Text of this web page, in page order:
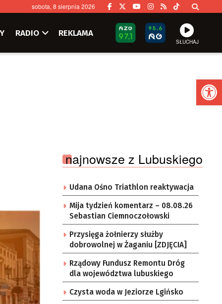
sobota, 8 sierpnia 2026
RADIO REKLAMA
SŁUCHAJ
najnowsze z Lubuskiego
Udana Ośno Triathlon reaktywacja
Mija tydzień komentarz – 08.08.26
Sebastian Ciemnoczołowski
Przysięga żołnierzy służby
dobrowolnej w Żaganiu [ZDJĘCIA]
Rządowy Fundusz Remontu Dróg
dla województwa lubuskiego
Czysta woda w Jeziorze Lgińsko